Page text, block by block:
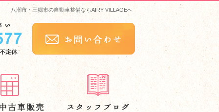
八潮市・三郷市の自動車整備ならAIRY VILLAGEへ